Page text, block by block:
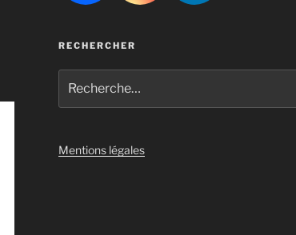
RECHERCHER
pour
:
Mentions légales